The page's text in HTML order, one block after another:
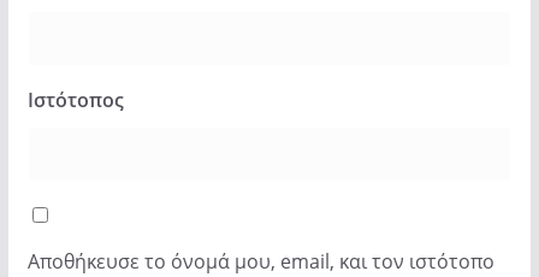
Ιστότοπος
Αποθήκευσε το όνομά μου, email, και τον ιστότοπο